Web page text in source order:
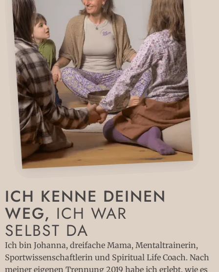
ICH KENNE DEINEN
WEG, ICH WAR
SELBST DA
Ich bin Johanna, dreifache Mama, Mentaltrainerin,
Sportwissenschaftlerin und Spiritual Life Coach. Nach
meiner eigenen Trennung 2019 habe ich erlebt, wie es